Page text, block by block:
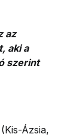
az
aki a
szerint
Ázsia,